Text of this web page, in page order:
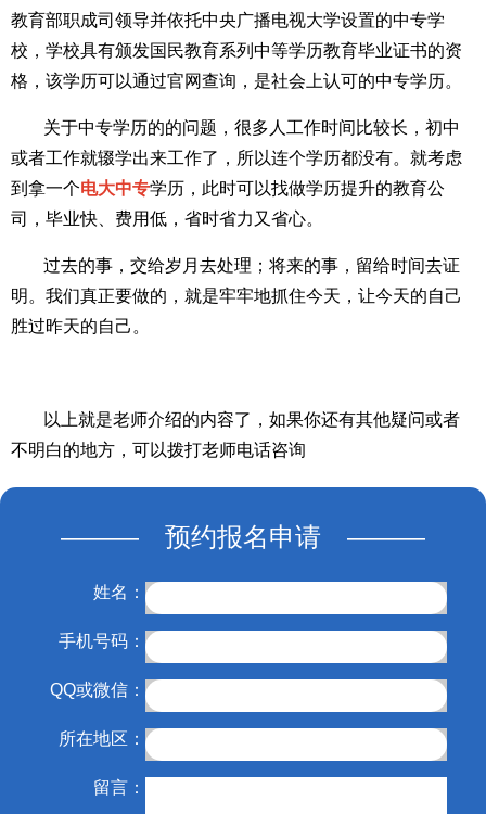
教育部职成司领导并依托中央广播电视大学设置的中专学
校，学校具有颁发国民教育系列中等学历教育毕业证书的资
格，该学历可以通过官网查询，是社会上认可的中专学历。
关于中专学历的的问题，很多人工作时间比较长，初中
或者工作就辍学出来工作了，所以连个学历都没有。就考虑
到拿一个电大中专学历，此时可以找做学历提升的教育公
司，毕业快、费用低，省时省力又省心。
过去的事，交给岁月去处理；将来的事，留给时间去证
明。我们真正要做的，就是牢牢地抓住今天，让今天的自己
胜过昨天的自己。
以上就是老师介绍的内容了，如果你还有其他疑问或者
不明白的地方，可以拨打老师电话咨询
——— 预约报名申请 ———
姓名：
手机号码：
QQ或微信：
所在地区：
留言：